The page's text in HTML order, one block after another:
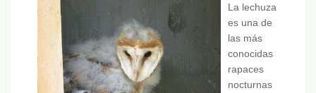
La lechuza
es una de
las más
conocidas
rapaces
nocturnas